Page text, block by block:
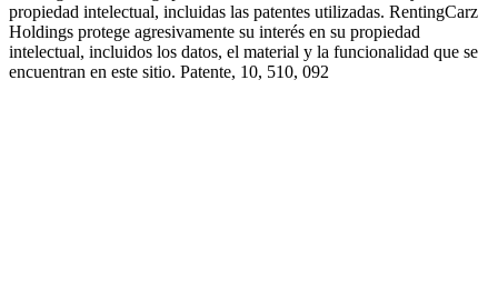
propiedad intelectual, incluidas las patentes utilizadas. RentingCarz
Holdings protege agresivamente su interés en su propiedad
intelectual, incluidos los datos, el material y la funcionalidad que se
encuentran en este sitio. Patente, 10, 510, 092